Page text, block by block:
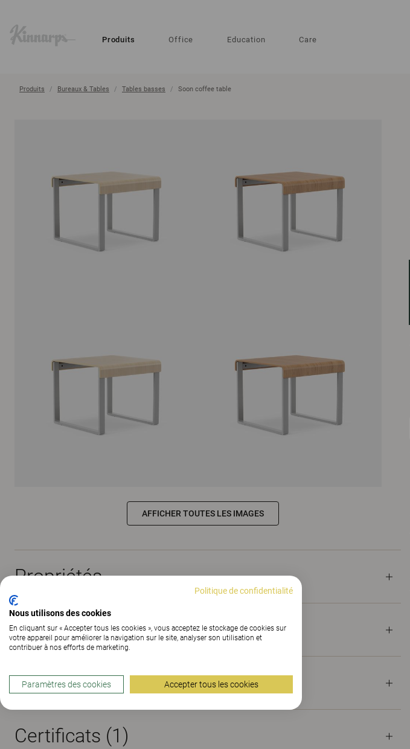
Produits Office Education Care
Produits Bureaux & Tables Tables basses Soon coffee table
AFFICHER TOUTES LES IMAGES
Propriétés
Matériaux(195)
Téléchargements (3)
Certificats (1)
Politique de confidentialité
Nous utilisons des cookies
En cliquant sur « Accepter tous les cookies », vous acceptez le stockage de cookies sur
votre appareil pour améliorer la navigation sur le site, analyser son utilisation et
contribuer à nos efforts de marketing.
Paramètres des cookies Accepter tous les cookies